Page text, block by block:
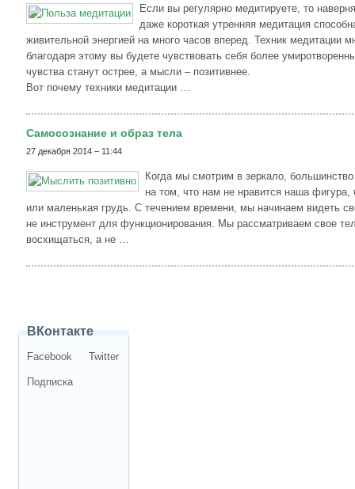
Если вы регулярно медитируете, то
даже короткая утренняя медитация
живительной энергией на много часов вперед. Техник медитации
благодаря этому вы будете чувствовать себя более
чувства станут острее, а мысли – позитивнее.
Вот почему техники медитации …
Самосознание и образ тела
27 декабря 2014 – 11:44
Когда мы смотрим в зеркало,
на том, что нам не нравится наша
или маленькая грудь. С течением времени, мы начинаем видеть
не инструмент для функционирования. Мы рассматриваем свое
восхищаться, а не …
ВКонтакте
Facebook Twitter
Подписка